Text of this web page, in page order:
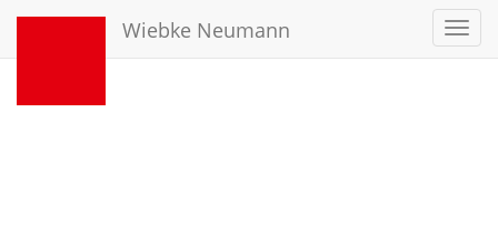
Wiebke Neumann